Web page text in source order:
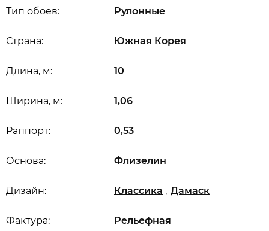
Длина, м: 10
Ширина, м: 1,06
Раппорт: 0,53
Дизайн: Классика , Дамаск
Основа: Флизелин
Страна: Южная Корея
Тип обоев: Рулонные
Фактура: Рельефная